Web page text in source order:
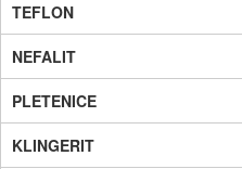
TEFLON
NEFALIT
PLETENICE
KLINGERIT